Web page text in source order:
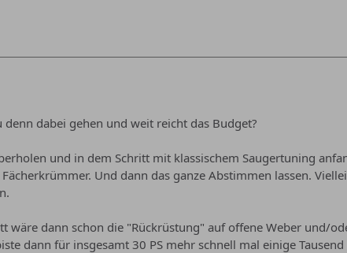
dabei gehen und weit reicht das Budget?
und in dem Schritt mit klassischem Saugertuning
Und dann das ganze Abstimmen lassen.
wäre dann schon die "Rückrüstung" auf offene Weber und/
dann für insgesamt 30 PS mehr schnell mal einige Tausend